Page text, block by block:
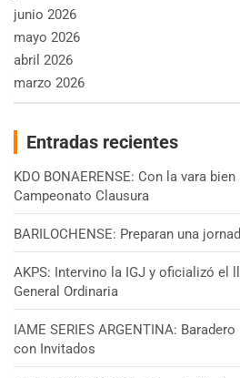
junio 2026
mayo 2026
abril 2026
marzo 2026
Entradas recientes
KDO BONAERENSE: Con la vara
Campeonato Clausura
BARILOCHENSE: Preparan una
AKPS: Intervino la IGJ y oficializó el
General Ordinaria
IAME SERIES ARGENTINA:
con Invitados